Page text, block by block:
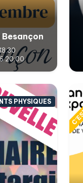
Besançon
20:00
PHYSIQUES